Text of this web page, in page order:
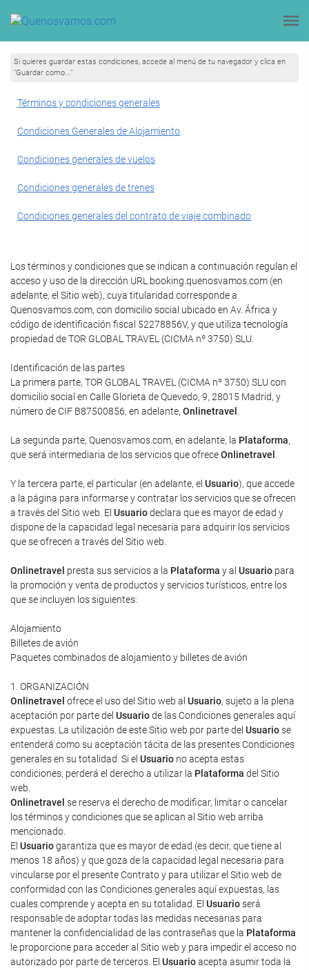
Si quieres guardar estas condiciones, accede al menú de tu navegador y clica en
"Guardar como..."
Términos y condiciones generales
Condiciones Generales de Alojamiento
Condiciones generales de vuelos
Condiciones generales de trenes
Condiciones generales del contrato de viaje combinado
Los términos y condiciones que se indican a continuación regulan el
acceso y uso de la dirección URL booking.quenosvamos.com (en
adelante, el Sitio web), cuya titularidad corresponde a
Quenosvamos.com, con domicilio social ubicado en Av. África y
código de identificación fiscal 52278856V, y que utiliza tecnología
propiedad de TOR GLOBAL TRAVEL (CICMA nº 3750) SLU.
Identificación de las partes
La primera parte, TOR GLOBAL TRAVEL (CICMA nº 3750) SLU con
domicilio social en Calle Glorieta de Quevedo, 9, 28015 Madrid, y
número de CIF B87500856, en adelante, Onlinetravel
La segunda parte, Quenosvamos.com, en adelante, la Plataforma,
que será intermediaria de los servicios que ofreceOnlinetravel
Y la tercera parte, el particular (en adelante, el Usuario), que accede
a la página para informarse y contratar los servicios que se ofrecen
a través del Sitio web. El Usuariodeclara que es mayor de edad y
dispone de la capacidad legal necesaria para adquirir los servicios
que se ofrecen a través del Sitio web.
Onlinetravel presta sus servicios a la Plataforma y al Usuario para
la promoción y venta de productos y servicios turísticos, entre los
que se incluyen los siguientes:
Alojamiento
Billetes de avión
Paquetes combinados de alojamiento y billetes de avión
1. ORGANIZACIÓN
Onlinetravel ofrece el uso del Sitio web al Usuario, sujeto a la plena
aceptación por parte del Usuariode las Condiciones generales aquí
expuestas. La utilización de este Sitio web por parte del Usuariose
entenderá como su aceptación tácita de las presentes Condiciones
generales en su totalidad. Si el Usuario no acepta estas
condiciones, perderá el derecho a utilizar la Plataforma del Sitio
web.
Onlinetravel se reserva el derecho de modificar, limitar o cancelar
los términos y condiciones que se aplican al Sitio web arriba
mencionado.
El Usuariogarantiza que es mayor de edad (es decir, que tiene al
menos 18 años) y que goza de la capacidad legal necesaria para
vincularse por el presente Contrato y para utilizar el Sitio web de
conformidad con las Condiciones generales aquí expuestas, las
cuales comprende y acepta en su totalidad. El Usuarioserá
responsable de adoptar todas las medidas necesarias para
mantener la confidencialidad de las contraseñas que la Plataforma
le proporcione para acceder al Sitio web y para impedir el acceso no
autorizado por parte de terceros. El Usuarioacepta asumir toda la